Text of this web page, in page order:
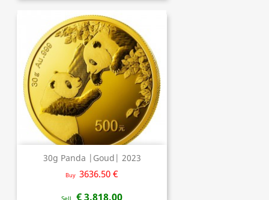
30g Panda |Goud| 2023
Buy 3636.50 €
€ 3.818,00